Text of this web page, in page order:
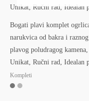
Bogati plavi komplet
narukvica od bakra i raznog
plavog poludragog kamena,
Unikat, Ručni rad, Idealan
Kompleti